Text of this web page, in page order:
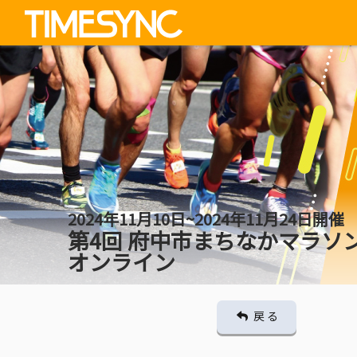
2024年11月10日~2024年11月24日開催
第4回 府中市まちなかマラソ
オンライン
戻 る